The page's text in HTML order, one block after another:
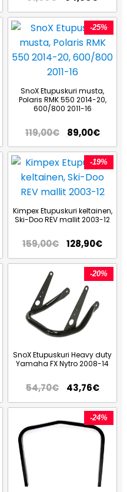
-25%
SnoX Etupuskuri musta,
Polaris RMK 550 2014-20,
600/800 2011-16
119,00€ 89,00€
-19%
Kimpex Etupuskuri keltainen,
Ski-Doo REV mallit 2003-12
159,00€ 128,90€
-20%
SnoX Etupuskuri Heavy duty
Yamaha FX Nytro 2008-14
54,70€ 43,76€
-24%